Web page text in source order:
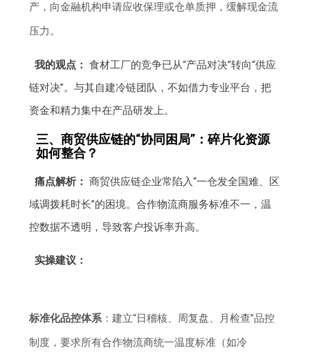
产，向金融机构申请应收保理或仓单质押，缓解现金流
压力。
我的观点： 食材工厂的竞争已从“产品对决”转向“供应
链对决”。与其自建冷链团队，不如借力专业平台，把
资金和精力集中在产品研发上。
三、商贸供应链的“协同困局”：碎片化资源
如何整合？
痛点解析： 商贸供应链企业常陷入“一仓发全国难、区
域调拨耗时长”的困境。合作物流商服务标准不一，温
控数据不透明，导致客户投诉率升高。
实操建议：
标准化品控体系：建立“日稽核、周复盘、月检查”品控
制度，要求所有合作物流商统一温度标准（如冷